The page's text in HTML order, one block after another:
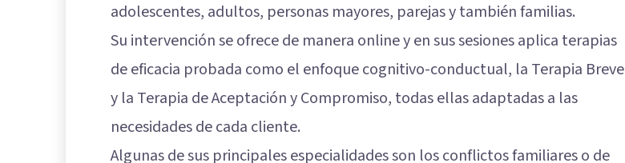
adolescentes, adultos, personas mayores, parejas y también familias.
Su intervención se ofrece de manera online y en sus sesiones aplica terapias
de eficacia probada como el enfoque cognitivo-conductual, la Terapia Breve
y la Terapia de Aceptación y Compromiso, todas ellas adaptadas a las
necesidades de cada cliente.
Algunas de sus principales especialidades son los conflictos familiares o de